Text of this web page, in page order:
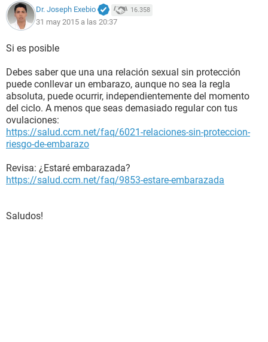
Dr. Joseph Exebio 16.358
31 may 2015 a las 20:37
Si es posible
Debes saber que una una relación sexual sin protección
puede conllevar un embarazo, aunque no sea la regla
absoluta, puede ocurrir, independientemente del momento
del ciclo. A menos que seas demasiado regular con tus
ovulaciones:
https://salud.ccm.net/faq/6021-relaciones-sin-proteccion-
riesgo-de-embarazo
Revisa: ¿Estaré embarazada?
https://salud.ccm.net/faq/9853-estare-embarazada
Saludos!